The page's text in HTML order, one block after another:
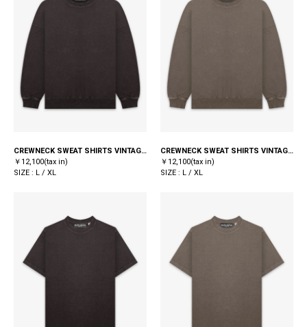
CREWNECK SWEAT SHIRTS VINTAGE DYEING / BLACK
￥12,100(tax in)
SIZE : L / XL
CREWNECK SWEAT SHIRTS VINTAGE DYEING / KHAKI
￥12,100(tax in)
SIZE : L / XL